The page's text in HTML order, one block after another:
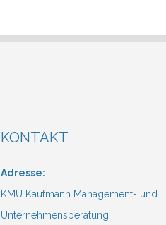
KONTAKT
Adresse:
KMU Kaufmann Management- und
Unternehmensberatung